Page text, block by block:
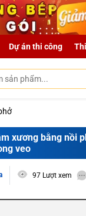
Dự án thi công
xương bằng nồi
veo
97 Lượt xem